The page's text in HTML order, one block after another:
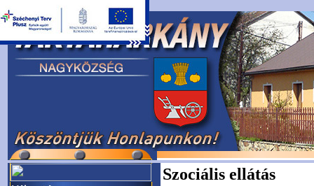
Szociális ellátás